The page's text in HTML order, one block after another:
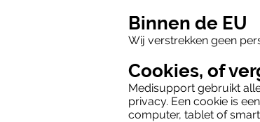
Binnen de EU
Wij verstrekken geen
Cookies, of
Medisupport gebruikt
privacy. Een cookie is
computer, tablet of